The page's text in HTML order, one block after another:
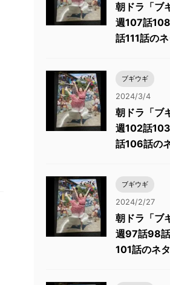
朝ドラ「ブ
週107話
話111話の
ブギウギ
2024/3/4
朝ドラ「ブ
週102話
話106話の
ブギウギ
2024/2/27
朝ドラ「ブ
週97話98
101話のネ